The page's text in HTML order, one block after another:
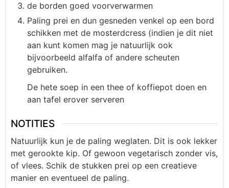
de borden goed voorverwarmen
Paling prei en dun gesneden venkel op een bord
schikken met de mosterdcress (indien je dit niet
aan kunt komen mag je natuurlijk ook
bijvoorbeeld alfalfa of andere scheuten
gebruiken.
De hete soep in een thee of koffiepot doen en
aan tafel erover serveren
NOTITIES
Natuurlijk kun je de paling weglaten. Dit is ook lekker
met gerookte kip. Of gewoon vegetarisch zonder vis,
of vlees. Schik de stukken prei op een creatieve
manier en eventueel de paling.